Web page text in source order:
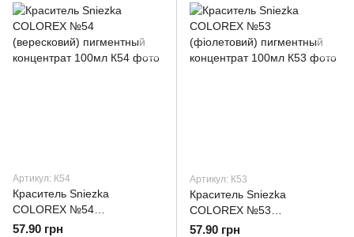
Артикул: К54
Краситель Sniezka
COLOREX №54
(вересковий) пигментный
57.90 грн
Артикул: К53
Краситель Sniezka
COLOREX №53
(фіолетовий) пигментный
57.90 грн